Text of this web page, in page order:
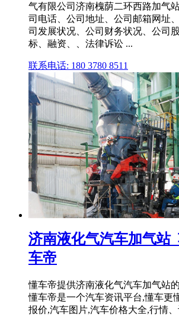
气有限公司济南槐荫二环西路加气
司电话、公司地址、公司邮箱网址
司发展状况、公司财务状况、公司
标、融资、、法律诉讼 ...
联系电话: 180 3780 8511
济南液化气汽车加气站
车帝
懂车帝提供济南液化气汽车加气站
懂车帝是一个汽车资讯平台,懂车更
报价,汽车图片,汽车价格大全,行情